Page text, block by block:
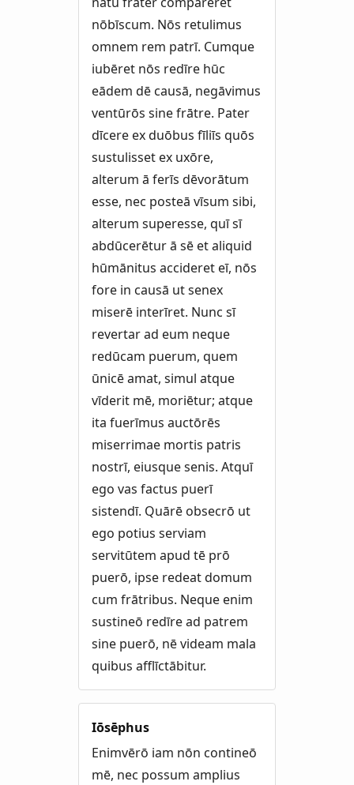
nōbīscum. Nōs retulimus
omnem rem patrī. Cumque
iubēret nōs redīre hūc
eādem dē causā, negāvimus
ventūrōs sine frātre. Pater
dīcere ex duōbus fīliīs quōs
sustulisset ex uxōre,
alterum ā ferīs dēvorātum
esse, nec posteā vīsum sibi,
alterum superesse, quī sī
abdūcerētur ā sē et aliquid
hūmānitus accideret eī, nōs
fore in causā ut senex
miserē interīret. Nunc sī
revertar ad eum neque
redūcam puerum, quem
ūnicē amat, simul atque
vīderit mē, moriētur; atque
ita fuerīmus auctōrēs
miserrimae mortis patris
nostrī, eiusque senis. Atquī
ego vas factus puerī
sistendī. Quārē obsecrō ut
ego potius serviam
servitūtem apud tē prō
puerō, ipse redeat domum
cum frātribus. Neque enim
sustineō redīre ad patrem
sine puerō, nē videam mala
quibus afflīctābitur.
Iōsēphus
Enimvērō iam nōn contineō
mē, nec possum amplius